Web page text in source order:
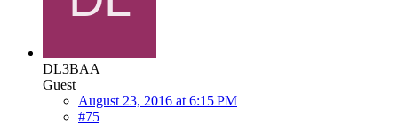
DL3BAA
Guest
August 23, 2016 at 6:15 PM
#75